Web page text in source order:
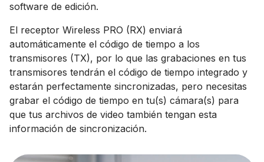
software de edición.
El receptor Wireless PRO (RX) enviará
automáticamente el código de tiempo a los
transmisores (TX), por lo que las grabaciones en tus
transmisores tendrán el código de tiempo integrado y
estarán perfectamente sincronizadas, pero necesitas
grabar el código de tiempo en tu(s) cámara(s) para
que tus archivos de video también tengan esta
información de sincronización.